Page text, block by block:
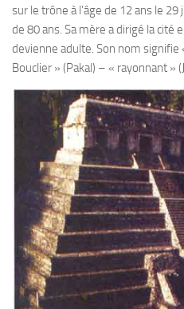
sur le trône à l’âge de 12 ans le 29
de 80 ans. Sa mère a dirigé la cité
devienne adulte. Son nom signifie
Bouclier » (Pakal) – « rayonnant »